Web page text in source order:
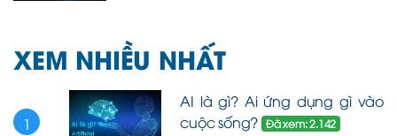
XEM NHIỀU NHẤT
1
AI là gì? Ai ứng dụng gì vào
cuộc sống? Đã xem: 2.142